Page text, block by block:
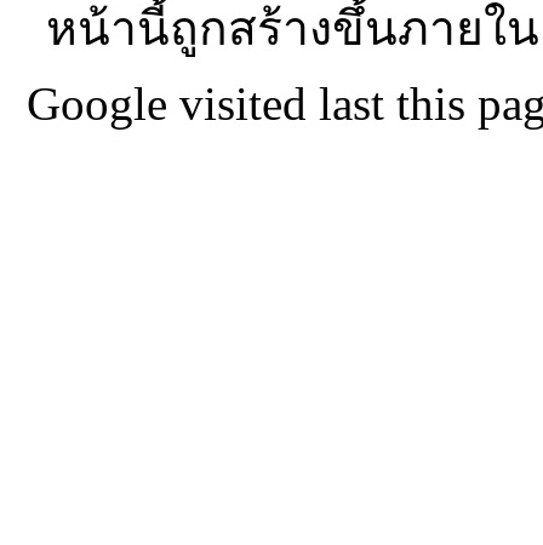
หน้านี้ถูกสร้างขึ้นภายใน
Google visited last this